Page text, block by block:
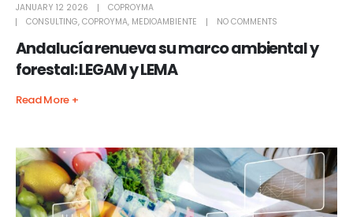
JANUARY 12 2026
COPROYMA
CONSULTING, COPROYMA, MEDIOAMBIENTE NO COMMENTS
Andalucía renueva su marco ambiental y
forestal: LEGAM y LEMA
Read More +